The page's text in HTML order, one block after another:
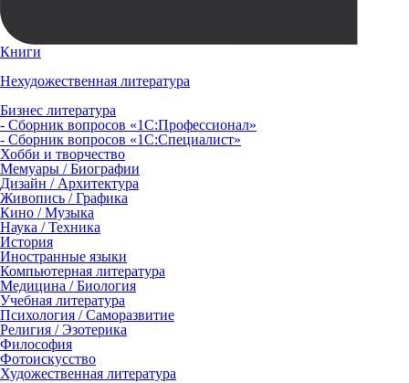
Книги
Нехудожественная литература
Бизнес литература
- Сборник вопросов «1С:Профессионал»
- Сборник вопросов «1С:Специалист»
Хобби и творчество
Мемуары / Биографии
Дизайн / Архитектура
Живопись / Графика
Кино / Музыка
Наука / Техника
История
Иностранные языки
Компьютерная литература
Медицина / Биология
Учебная литература
Психология / Саморазвитие
Религия / Эзотерика
Философия
Фотоискусство
Художественная литература